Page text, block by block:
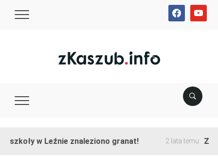
facebookyoutube
szkoły w Leźnie znaleziono granat! 2 lata temu